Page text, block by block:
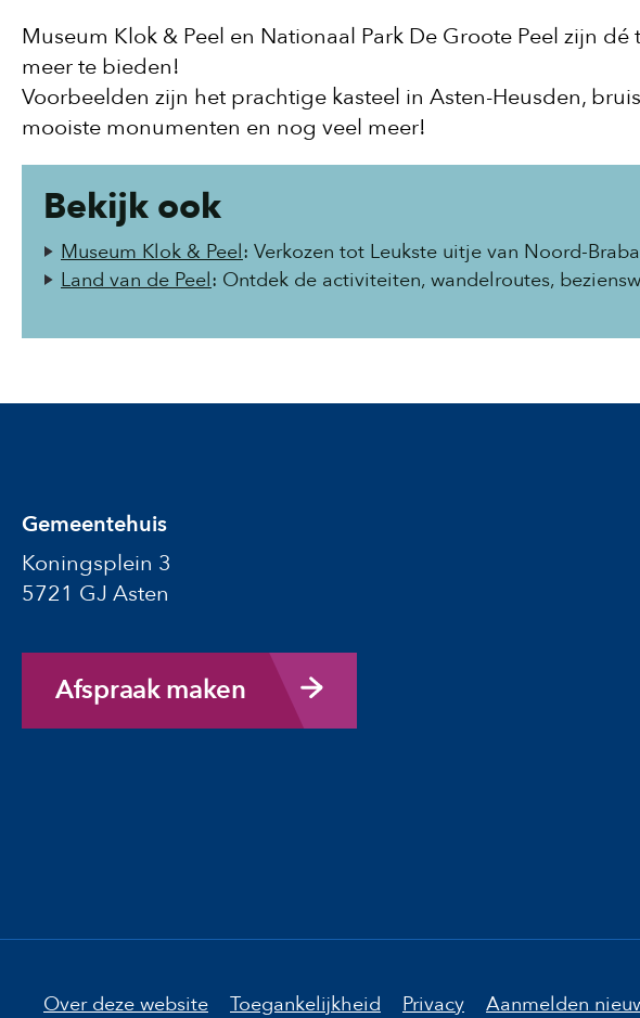
Museum Klok & Peel en Nationaal Park De Groote Peel zijn
meer te bieden!
Voorbeelden zijn het prachtige kasteel in Asten-Heusden,
mooiste monumenten en nog veel meer!
Bekijk ook
Museum Klok & Peel: Verkozen tot Leukste uitje van Noord-
Land van de Peel: Ontdek de activiteiten, wandelroutes,
Gemeentehuis
Koningsplein 3
5721 GJ Asten
Afspraak maken
Over deze website Toegankelijkheid Privacy Aanmelden